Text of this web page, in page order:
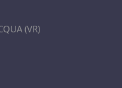
(VR)